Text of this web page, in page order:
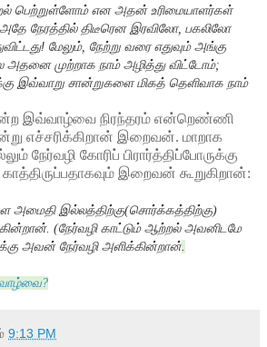
பெற்றுள்ளோம் என அதன் உரிமையாளர்கள்
நேரத்தில் திடீரென இரவிலோ, பகலிலோ
மேலும், நேற்று வரை எதுவும் அங்கு
அதனை முற்றாக நாம் அழித்து விட்டோம்;
இவ்வாறு சான்றுகளை மிகத் தெளிவாக நாம்
இவ்வாழ்வை நிரந்தரம் என்றெண்ணி
எச்சரிக்கிறான் இறைவன். மாறாக
நேர்வழி கோரிப் பிரார்த்திப்போருக்கு
இறைவன் கூறுகிறான்:
அமைதி இல்லத்திற்கு(சொர்க்கத்திற்கு)
(நேர்வழி காட்டும் ஆற்றல் அவனிடமே
அவன் நேர்வழி அளிக்கின்றான்
வாழ்வை?
9:13 PM